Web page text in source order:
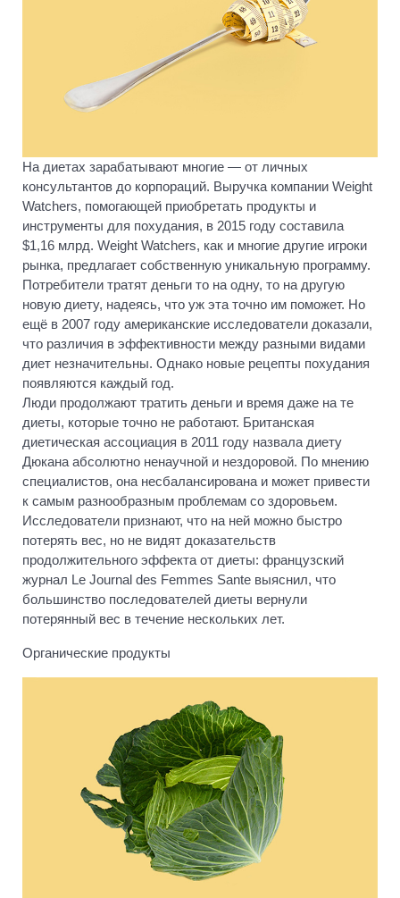
На диетах зарабатывают многие — от личных
консультантов до корпораций. Выручка компании Weight
Watchers, помогающей приобретать продукты и
инструменты для похудания, в 2015 году составила
$1,16 млрд. Weight Watchers, как и многие другие игроки
рынка, предлагает собственную уникальную программу.
Потребители тратят деньги то на одну, то на другую
новую диету, надеясь, что уж эта точно им поможет. Но
ещё в 2007 году американские исследователи доказали,
что различия в эффективности между разными видами
диет незначительны. Однако новые рецепты похудания
появляются каждый год.
Люди продолжают тратить деньги и время даже на те
диеты, которые точно не работают. Британская
диетическая ассоциация в 2011 году назвала диету
Дюкана абсолютно ненаучной и нездоровой. По мнению
специалистов, она несбалансирована и может привести
к самым разнообразным проблемам со здоровьем.
Исследователи признают, что на ней можно быстро
потерять вес, но не видят доказательств
продолжительного эффекта от диеты: французский
журнал Le Journal des Femmes Sante выяснил, что
большинство последователей диеты вернули
потерянный вес в течение нескольких лет.
Органические продукты